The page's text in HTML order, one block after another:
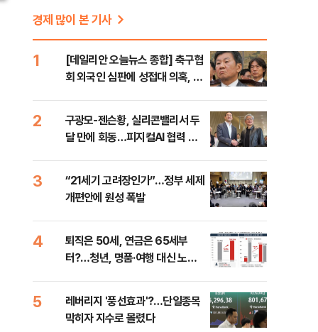
경제 많이 본 기사
1
[데일리안 오늘뉴스 종합] 축구협
회 외국인 심판에 성접대 의혹, 李
나, 삼전닉스 올인은 금물, SK하
이닉스 프리마켓 시초가 논란 재
점화, 김민석 "과반 승리 가능성
99%" 등
2
구광모-젠슨황, 실리콘밸리서 두
달 만에 회동…피지컬AI 협력 논
3
“21세기 고려장인가”…정부 세제
개편안에 원성 폭발
4
퇴직은 50세, 연금은 65세부
터?…청년, 명품·여행 대신 노후
5
레버리지 '풍선효과'?…단일종목
막히자 지수로 몰렸다